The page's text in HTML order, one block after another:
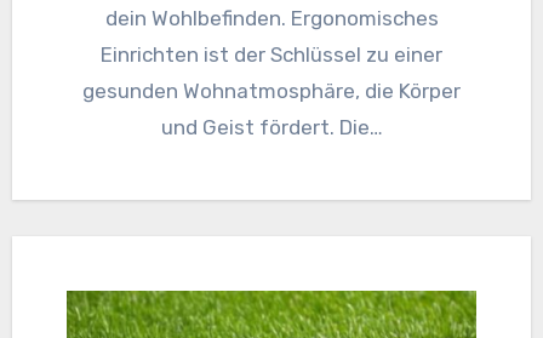
dein Wohlbefinden. Ergonomisches
Einrichten ist der Schlüssel zu einer
gesunden Wohnatmosphäre, die Körper
und Geist fördert. Die…